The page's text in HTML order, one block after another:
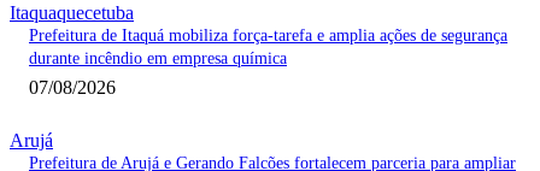
Itaquaquecetuba
Prefeitura de Itaquá mobiliza força-tarefa e amplia ações de segurança
durante incêndio em empresa química
07/08/2026
Arujá
Prefeitura de Arujá e Gerando Falcões fortalecem parceria para ampliar